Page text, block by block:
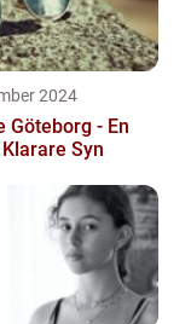
2024
Göteborg - En
Syn